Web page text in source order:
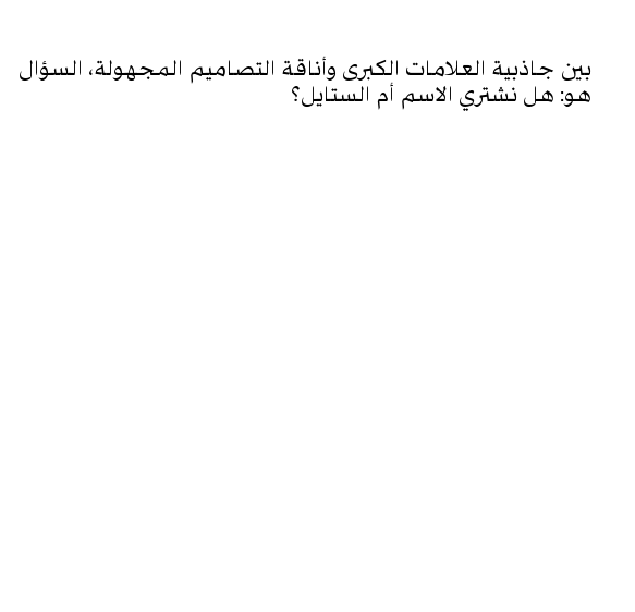
بين جاذبية العلامات الكبرى وأناقة التصاميم المجهولة، السؤال
هو: هل نشتري الاسم أم الستايل؟